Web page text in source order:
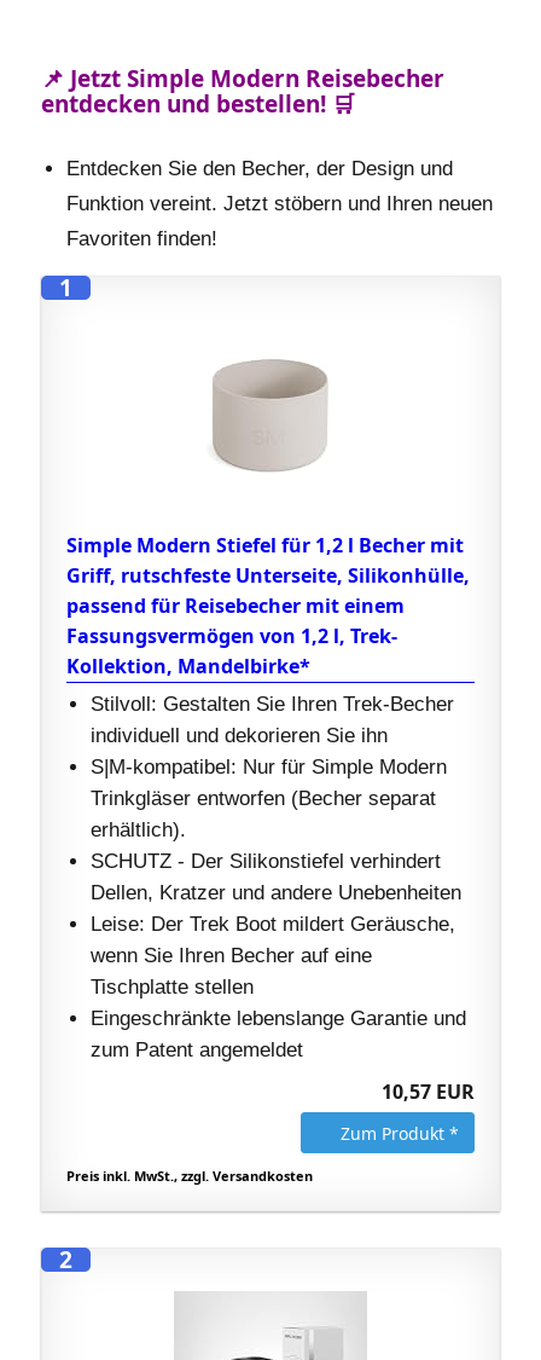
📌 Jetzt Simple Modern Reisebecher
entdecken und bestellen! 🛒
Entdecken Sie den Becher, der Design und
Funktion vereint. Jetzt stöbern und Ihren neuen
Favoriten finden!
1
Simple Modern Stiefel für 1,2 l Becher mit
Griff, rutschfeste Unterseite, Silikonhülle,
passend für Reisebecher mit einem
Fassungsvermögen von 1,2 l, Trek-
Kollektion, Mandelbirke*
Stilvoll: Gestalten Sie Ihren Trek-Becher
individuell und dekorieren Sie ihn
S|M-kompatibel: Nur für Simple Modern
Trinkgläser entworfen (Becher separat
erhältlich).
SCHUTZ - Der Silikonstiefel verhindert
Dellen, Kratzer und andere Unebenheiten
Leise: Der Trek Boot mildert Geräusche,
wenn Sie Ihren Becher auf eine
Tischplatte stellen
Eingeschränkte lebenslange Garantie und
zum Patent angemeldet
10,57 EUR
Zum Produkt *
Preis inkl. MwSt., zzgl. Versandkosten
2